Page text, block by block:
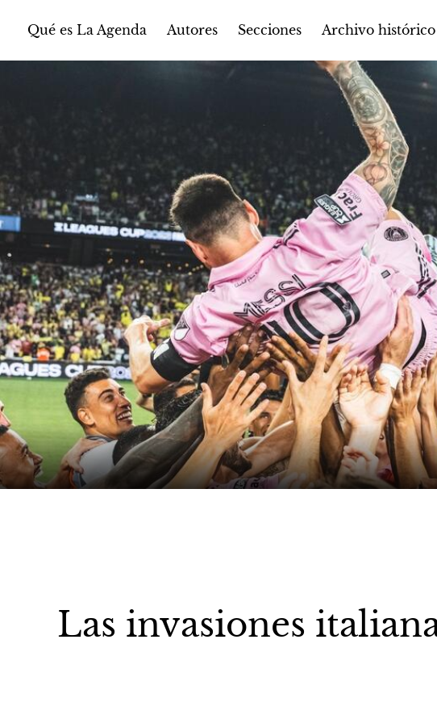
Qué es La Agenda Autores Secciones Archivo histórico
Las invasiones